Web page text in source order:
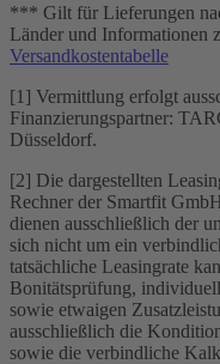
*** Gilt für Lieferungen
Länder und Informationen
Versandkostentabelle
[1] Vermittlung erfolgt
Finanzierungspartner:
Düsseldorf.
[2] Die dargestellten
Rechner der Smartfit
dienen ausschließlich der
sich nicht um ein
tatsächliche Leasingrate
Bonitätsprüfung,
sowie etwaigen
ausschließlich die
sowie die verbindliche